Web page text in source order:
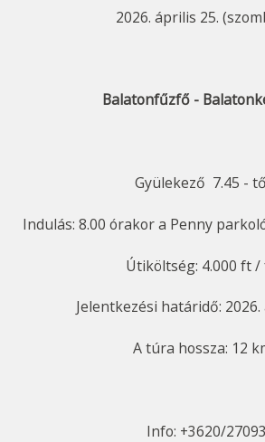
2026. április 25.
Balatonfűzfő -
Gyülekező 7.45 -
Indulás: 8.00 órakor a Penny
Útiköltség: 4.000 ft /
Jelentkezési határidő:
A túra hossza: 12
Info: +3620/